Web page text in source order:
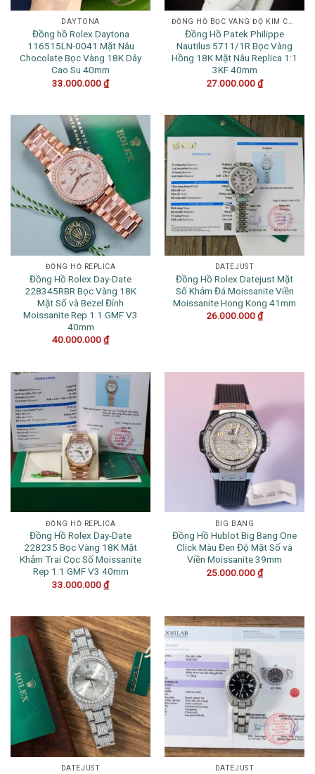
DAYTONA
Đồng hồ Rolex Daytona
116515LN-0041 Mặt Nâu
Chocolate Bọc Vàng 18K Dây
Cao Su 40mm
33.000.000₫
ĐỒNG HỒ BỌC VÀNG ĐỘ KIM CƯƠNG
Đồng Hồ Patek Philippe
Nautilus 5711/1R Bọc Vàng
Hồng 18K Mặt Nâu Replica 1:1
3KF 40mm
27.000.000₫
ĐỒNG HỒ REPLICA
Đồng Hồ Rolex Day-Date
228345RBR Bọc Vàng 18K
Mặt Số và Bezel Đính
Moissanite Rep 1:1 GMF V3
40mm
40.000.000₫
DATEJUST
Đồng Hồ Rolex Datejust Mặt
Số Khảm Đá Moissanite Viền
Moissanite Hong Kong 41mm
26.000.000₫
ĐỒNG HỒ REPLICA
Đồng Hồ Rolex Day-Date
228235 Bọc Vàng 18K Mặt
Khảm Trai Cọc Số Moissanite
Rep 1:1 GMF V3 40mm
33.000.000₫
BIG BANG
Đồng Hồ Hublot Big Bang One
Click Màu Đen Độ Mặt Số và
Viền Moissanite 39mm
25.000.000₫
DATEJUST DATEJUST